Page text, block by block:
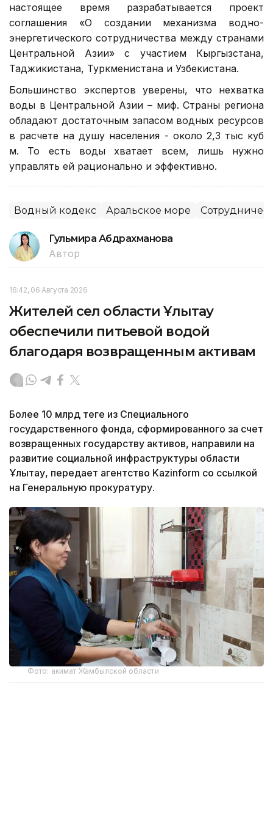
настоящее время разрабатывается проект
соглашения «О создании механизма водно-
энергетического сотрудничества между странами
Центральной Азии» с участием Кыргызстана,
Таджикистана, Туркменистана и Узбекистана.
Большинство экспертов уверены, что нехватка
воды в Центральной Азии – миф. Страны региона
обладают достаточным запасом водных ресурсов
в расчете на душу населения - около 2,3 тыс куб
м. То есть воды хватает всем, лишь нужно
управлять ей рационально и эффективно.
Водный кодекс Аральское море
Гульмира Абдрахманова
Автор
16:42, 06 Августа 2026
Жителей сел области Ұлытау
обеспечили питьевой водой
благодаря возвращенным активам
Более 10 млрд теңге из Специального
государственного фонда, сформированного за счет
возвращенных государству активов, направили на
развитие социальной инфраструктуры области
Ұлытау, передает агентство Kazinform со ссылкой
на Генеральную прокуратуру.
Фото: акимат Жамбылской области